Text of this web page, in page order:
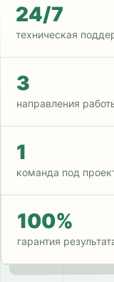
24/7
техническая
3
направления
1
команда под
100%
гарантия